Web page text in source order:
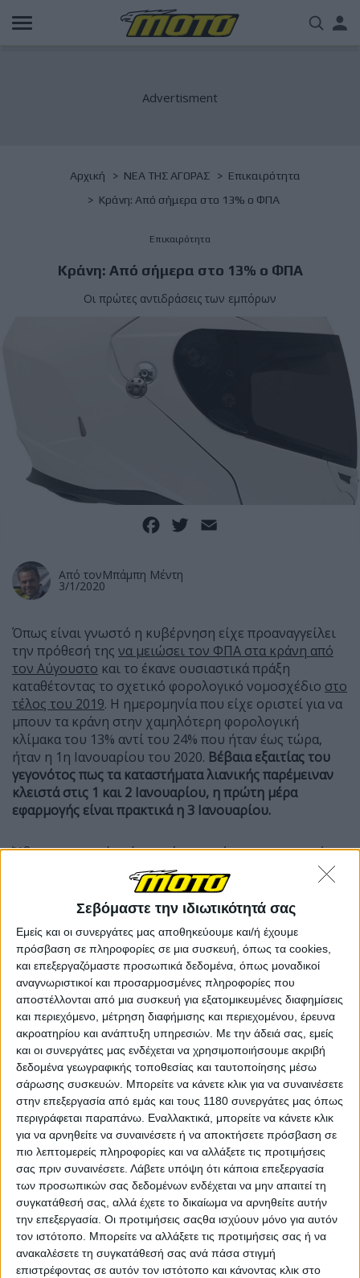
Σεβόμαστε την ιδιωτικότητά σας
Εμείς και οι συνεργάτες μας αποθηκεύουμε και/ή έχουμε
πρόσβαση σε πληροφορίες σε μια συσκευή, όπως τα cookies,
και επεξεργαζόμαστε προσωπικά δεδομένα, όπως μοναδικοί
αναγνωριστικοί και προσαρμοσμένες πληροφορίες που
αποστέλλονται από μια συσκευή για εξατομικευμένες διαφημίσεις
και περιεχόμενο, μέτρηση διαφήμισης και περιεχομένου, έρευνα
ακροατηρίου και ανάπτυξη υπηρεσιών. Με την άδειά σας, εμείς
και οι συνεργάτες μας ενδέχεται να χρησιμοποιήσουμε ακριβή
δεδομένα γεωγραφικής τοποθεσίας και ταυτοποίησης μέσω
σάρωσης συσκευών. Μπορείτε να κάνετε κλικ για να συναινέσετε
στην επεξεργασία από εμάς και τους 1180 συνεργάτες μας όπως
περιγράφεται παραπάνω. Εναλλακτικά, μπορείτε να κάνετε κλικ
για να αρνηθείτε να συναινέσετε ή να αποκτήσετε πρόσβαση σε
πιο λεπτομερείς πληροφορίες και να αλλάξετε τις προτιμήσεις
σας πριν συναινέσετε. Λάβετε υπόψη ότι κάποια επεξεργασία
των προσωπικών σας δεδομένων ενδέχεται να μην απαιτεί τη
συγκατάθεσή σας, αλλά έχετε το δικαίωμα να αρνηθείτε αυτήν
την επεξεργασία. Οι προτιμήσεις σαςθα ισχύουν μόνο για αυτόν
τον ιστότοπο. Μπορείτε να αλλάξετε τις προτιμήσεις σας ή να
ανακαλέσετε τη συγκατάθεσή σας ανά πάσα στιγμή
επιστρέφοντας σε αυτόν τον ιστότοπο και κάνοντας κλικ στο
Παράκαμψη
προς
Breadcrumb
Αρχική NΕΑ ΤΗΣ ΑΓΟΡΑΣ
Επικαιρότητα
Κράνη: Από σήμερα στο 13% ο ΦΠΑ
Επικαιρότητα
Κράνη: Από σήμερα στο 13% ο ΦΠΑ
Οι πρώτες αντιδράσεις των εμπόρων
Facebook
Twitter
Από τονΜπάμπη Μέντη
3/1/2020
Όπως είναι γνωστό η κυβέρνηση είχε προαναγγείλει
την πρόθεσή της να μειώσει τον ΦΠΑ στα κράνη από
τον Αύγουστο και το έκανε ουσιαστικά πράξη
καταθέτοντας το σχετικό φορολογικό νομοσχέδιο στο
τέλος του 2019. Η ημερομηνία που είχε οριστεί για να
μπουν τα κράνη στην χαμηλότερη φορολογική
κλίμακα του 13% αντί του 24% που ήταν έως τώρα,
ήταν η 1η Ιανουαρίου του 2020. Βέβαια εξαιτίας του
γεγονότος πως τα καταστήματα λιανικής παρέμειναν
κλειστά στις 1 και 2 Ιανουαρίου, η πρώτη μέρα
εφαρμογής είναι πρακτικά η 3 Ιανουαρίου.
Ήδη ο εμπορικός κόσμος έχει αρχίσει να ανακοινώνει
αλλαγές στις τιμές των κρανών και περιμένουμε να
δούμε πως θα διαμορφωθεί η συνολική εικόνα την
επόμενη εβδομάδα. Θυμίζουμε πως η επόμενη
αγορά και τους εμπόρους, καθώς ξεκινούν οι
χειμερινές εκπτώσεις και την ίδια στιγμή έρχονται τα
νέα μοντέλα του 2020. Αυτό σημαίνει πωςαπό την μια
μεριά θα υπάρχουν προσφορές και μειώσεις τιμών
στα κράνη που ήδη βρίσκονται σεstockκαι από την
άλλη μεριά τα νέα μοντέλα θα έχουν την
αναπροσαρμοσμένη τιμή, με βάση την χονδρική που
αποφασίζει ο κάθε κατασκευαστής υπολογίζοντας την
αλλαγή πληθωρισμού. Κι ανάλογα την τιμολογιακή
πολιτική της κάθε κατασκευάστριας εταιρείαςμπορεί
να απορροφήσει μέροςή ακόμα και ολόκληρο το
όφελος από την μείωση του ΦΠΑ, ή από την άλλη να
κρατήσει την χονδρική στα ίδια επίπεδα με το
προηγούμενο μοντέλο.